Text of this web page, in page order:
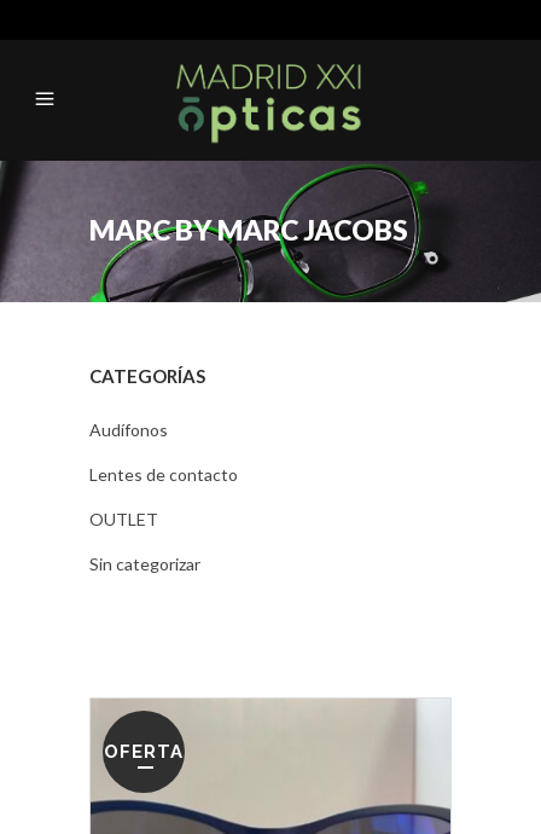
MARC BY MARC JACOBS
CATEGORÍAS
Audífonos
Lentes de contacto
OUTLET
Sin categorizar
OFERTA